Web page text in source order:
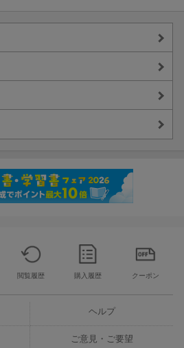
閲覧履歴 購入履歴 クーポン
ヘルプ
ご意見・ご要望